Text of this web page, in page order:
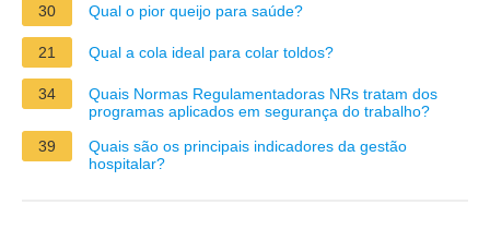
30 Qual o pior queijo para saúde?
21 Qual a cola ideal para colar toldos?
34
Quais Normas Regulamentadoras NRs tratam dos
programas aplicados em segurança do trabalho?
39
Quais são os principais indicadores da gestão
hospitalar?